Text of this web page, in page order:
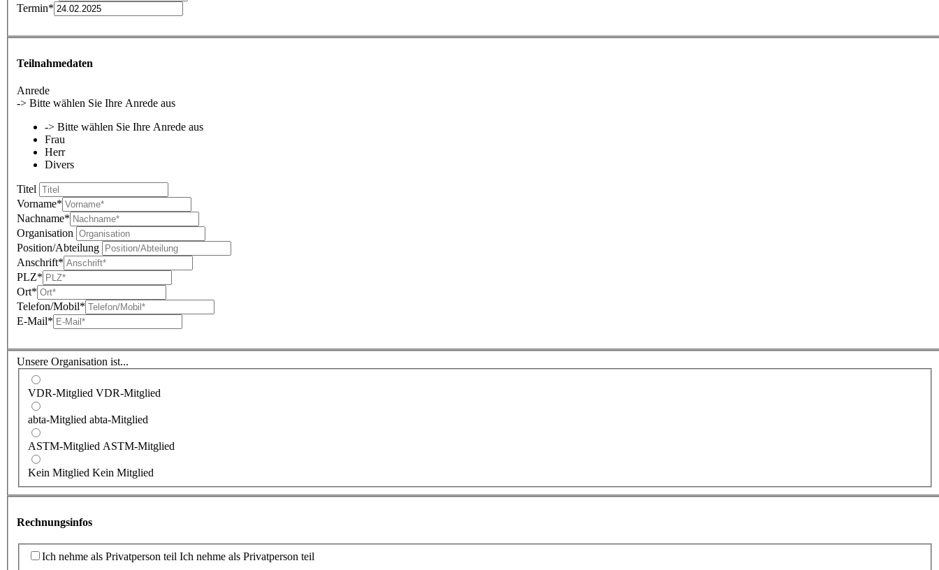
Termin*
Teilnahmedaten
Anrede
-> Bitte wählen Sie Ihre Anrede aus
-> Bitte wählen Sie Ihre Anrede aus
Frau
Herr
Divers
Titel
Vorname*
Nachname*
Organisation
Position/Abteilung
Anschrift*
PLZ*
Ort*
Telefon/Mobil*
E-Mail*
Unsere Organisation ist...
VDR-Mitglied VDR-Mitglied
abta-Mitglied abta-Mitglied
ASTM-Mitglied ASTM-Mitglied
Kein Mitglied Kein Mitglied
Rechnungsinfos
Ich nehme als Privatperson teil Ich nehme als Privatperson teil